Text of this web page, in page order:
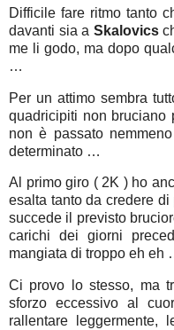
Difficile fare ritmo tanto
davanti sia a Skalovics
me li godo, ma dopo
…
Per un attimo sembra
quadricipiti non
non è passato
determinato …
Al primo giro ( 2K ) ho
esalta tanto da credere
succede il previsto
carichi dei giorni
mangiata di troppo eh eh
Ci provo lo stesso, ma
sforzo eccessivo al
rallentare leggermente,